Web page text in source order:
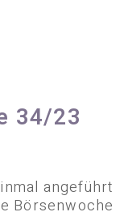
34/23
angeführt
Börsenwoche